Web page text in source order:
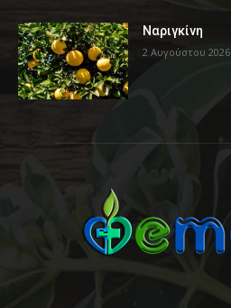
Ναριγκίνη
2 Αυγούστου 2026